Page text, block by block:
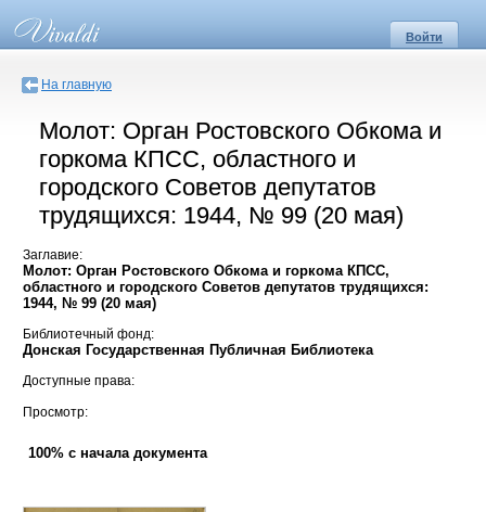
Войти
На главную
Молот: Орган Ростовского Обкома и
горкома КПСС, областного и
городского Советов депутатов
трудящихся: 1944, № 99 (20 мая)
Заглавие:
Молот: Орган Ростовского Обкома и горкома КПСС,
областного и городского Советов депутатов трудящихся:
1944, № 99 (20 мая)
Библиотечный фонд:
Донская Государственная Публичная Библиотека
Доступные права:
Просмотр:
100% с начала документа